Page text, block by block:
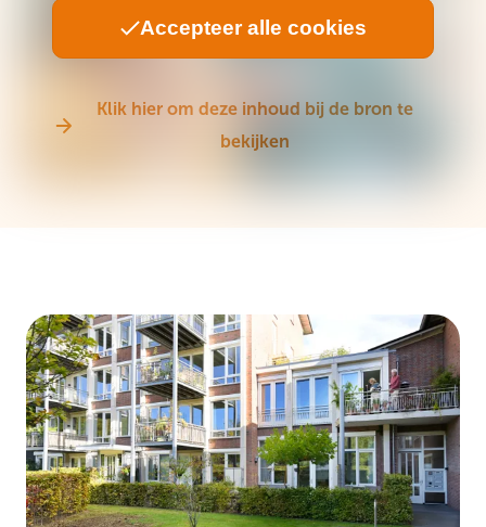
Accepteer alle cookies
Klik hier om deze inhoud bij de bron te
bekijken